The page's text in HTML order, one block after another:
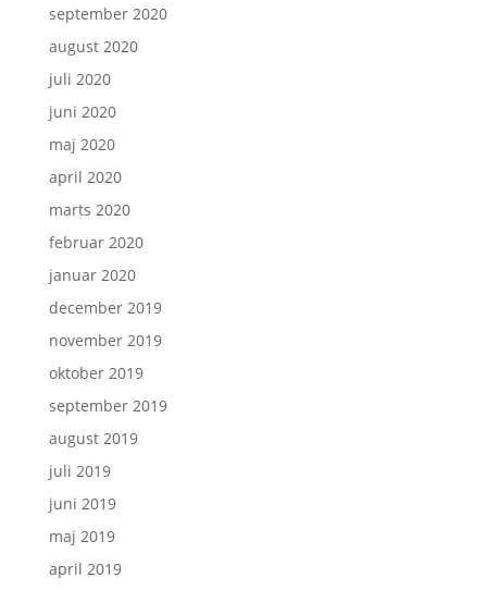
september 2020
august 2020
juli 2020
juni 2020
maj 2020
april 2020
marts 2020
februar 2020
januar 2020
december 2019
november 2019
oktober 2019
september 2019
august 2019
juli 2019
juni 2019
maj 2019
april 2019